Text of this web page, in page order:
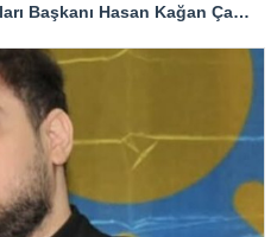
İYİ Parti Trabzon Gençlik Kolları Başkanı Hasan Kağan Çakıroğlu’ndan Mattia Ahmet Minguzzi Davasına Tepki